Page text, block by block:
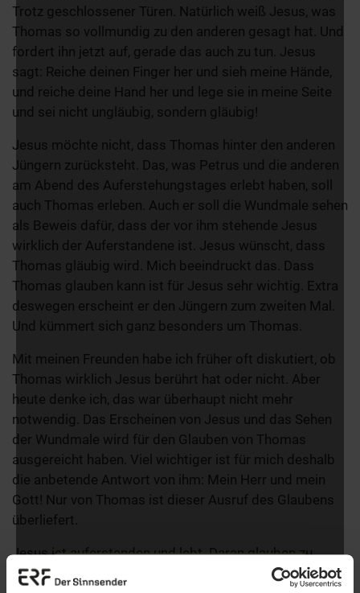
Trotz geschlossener Türen. Natürlich weiß Jesus, was
Thomas so vollmundig zu den anderen gesagt hat. Und
fordert ihn jetzt auf, gerade das auch zu tun. Jesus
sagt: Reiche deinen Finger her und sieh meine Hände,
und reiche deine Hand her und lege sie in meine Seite
und sei nicht ungläubig, sondern gläubig!
Jesus möchte nicht, dass Thomas hinter den anderen
Jüngern zurücksteht. Das, was Petrus und die anderen
am Abend des Auferstehungstages erlebt haben, soll
auch Thomas erleben. Auch er soll die Wundmale sehen
als Beweis dafür, dass der vor ihm stehende Jesus
wirklich der Auferstandene ist. Jesus wünscht, dass
Thomas gläubig wird. Mich beeindruckt das. Dass
Thomas glauben kann ist für Jesus sehr wichtig. Extra
deswegen erscheint er den Jüngern zum zweiten Mal.
Und kümmert sich ganz besonders um Thomas.
Mit meinen Freunden habe ich früher oft diskutiert, ob
Thomas wirklich Jesus berührt hat oder nicht. Aber
heute denke ich, das war überhaupt nicht mehr
notwendig. Das Erscheinen von Jesus und das Sehen
der Wundmale wird für den Glauben von Thomas
ausgereicht haben. Viel wichtiger ist für mich deshalb
die anbetende Antwort von ihm: Mein Herr und mein
Gott! Nur von Thomas ist dieser Ausruf des Glaubens
überliefert.
Jesus ist auferstanden und lebt. Daran glauben zu
können ist bis heute der entscheidende Punkt des